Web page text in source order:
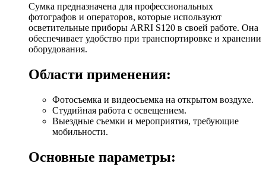
Сумка предназначена для профессиональных
фотографов и операторов, которые используют
осветительные приборы ARRI S120 в своей работе. Она
обеспечивает удобство при транспортировке и хранении
оборудования.
Области применения:
Фотосъемка и видеосъемка на открытом воздухе.
Студийная работа с освещением.
Выездные съемки и мероприятия, требующие
мобильности.
Основные параметры: